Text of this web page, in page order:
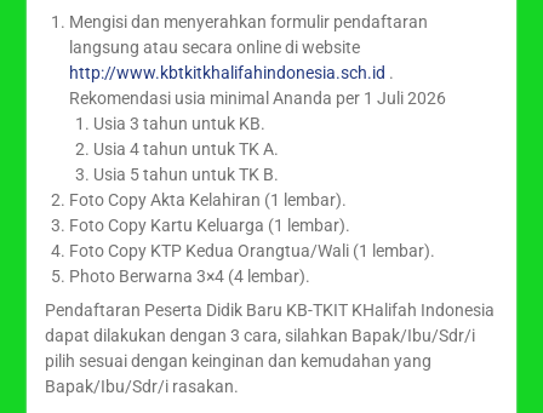
Mengisi dan menyerahkan formulir pendaftaran
langsung atau secara online di website
http://www.kbtkitkhalifahindonesia.sch.id .
Rekomendasi usia minimal Ananda per 1 Juli 2026
Usia 3 tahun untuk KB.
Usia 4 tahun untuk TK A.
Usia 5 tahun untuk TK B.
Foto Copy Akta Kelahiran (1 lembar).
Foto Copy Kartu Keluarga (1 lembar).
Foto Copy KTP Kedua Orangtua/Wali (1 lembar).
Photo Berwarna 3×4 (4 lembar).
Pendaftaran Peserta Didik Baru KB-TKIT KHalifah Indonesia
dapat dilakukan dengan 3 cara, silahkan Bapak/Ibu/Sdr/i
pilih sesuai dengan keinginan dan kemudahan yang
Bapak/Ibu/Sdr/i rasakan.